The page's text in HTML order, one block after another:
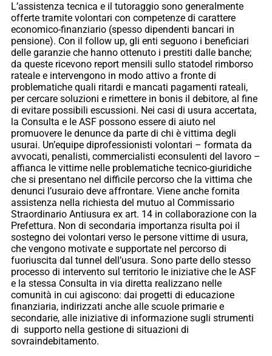
L’assistenza tecnica e il tutoraggio sono generalmente
offerte tramite volontari con competenze di carattere
economico-finanziario (spesso dipendenti bancari in
pensione). Con il follow up, gli enti seguono i beneficiari
delle garanzie che hanno ottenuto i prestiti dalle banche;
da queste ricevono report mensili sullo statodel rimborso
rateale e intervengono in modo attivo a fronte di
problematiche quali ritardi e mancati pagamenti rateali,
per cercare soluzioni e rimettere in bonis il debitore, al fine
di evitare possibili escussioni. Nei casi di usura accertata,
la Consulta e le ASF possono essere di aiuto nel
promuovere le denunce da parte di chi è vittima degli
usurai. Un’equipe diprofessionisti volontari – formata da
avvocati, penalisti, commercialisti econsulenti del lavoro –
affianca le vittime nelle problematiche tecnico-giuridiche
che si presentano nel difficile percorso che la vittima che
denunci l’usuraio deve affrontare. Viene anche fornita
assistenza nella richiesta del mutuo al Commissario
Straordinario Antiusura ex art. 14 in collaborazione con la
Prefettura. Non di secondaria importanza risulta poi il
sostegno dei volontari verso le persone vittime di usura,
che vengono motivate e supportate nel percorso di
fuoriuscita dal tunnel dell’usura. Sono parte dello stesso
processo di intervento sul territorio le iniziative che le ASF
e la stessa Consulta in via diretta realizzano nelle
comunità in cui agiscono: dai progetti di educazione
finanziaria, indirizzati anche alle scuole primarie e
secondarie, alle iniziative di informazione sugli strumenti
di supporto nella gestione di situazioni di
sovraindebitamento.